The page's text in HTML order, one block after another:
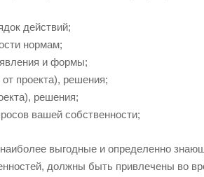
действий;
нормам;
и формы;
проекта), решения;
решения;
вашей собственности;
выгодные и определенно
должны быть привлечены во